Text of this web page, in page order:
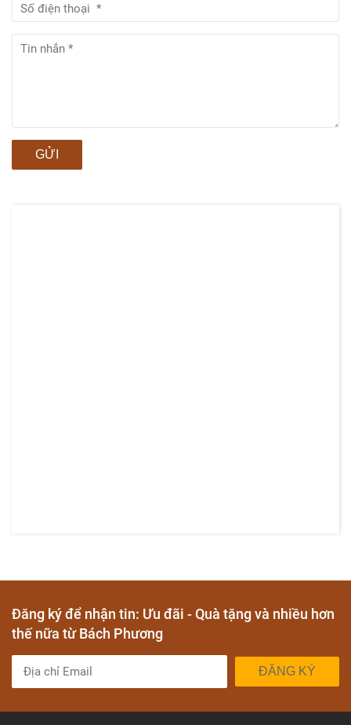
GỬI
Đăng ký để nhận tin: Ưu đãi - Quà tặng và nhiều hơn
thế nữa từ Bách Phương
ĐĂNG KÝ